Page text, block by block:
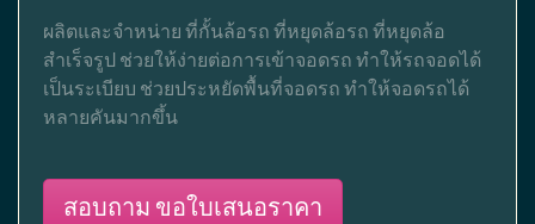
ผลิตและจำหน่าย ที่กั้นล้อรถ ที่หยุดล้อรถ ที่หยุดล้อ
สำเร็จรูป ช่วยให้ง่ายต่อการเข้าจอดรถ ทำให้รถจอดได้
เป็นระเบียบ ช่วยประหยัดพื้นที่จอดรถ ทำให้จอดรถได้
หลายคันมากขึ้น
สอบถาม ขอใบเสนอราคา